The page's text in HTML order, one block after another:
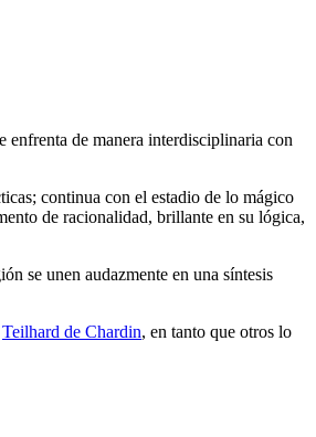
enfrenta de manera interdisciplinaria con
continua con el estadio de lo mágico
de racionalidad, brillante en su lógica,
se unen audazmente en una síntesis
Teilhard de Chardin, en tanto que otros lo